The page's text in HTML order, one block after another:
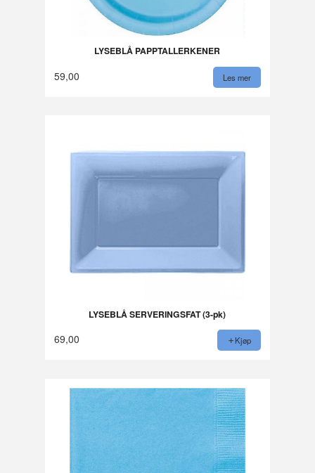
LYSEBLÅ PAPPTALLERKENER
59,00 Les mer
LYSEBLÅ SERVERINGSFAT (3-pk)
69,00 Kjøp